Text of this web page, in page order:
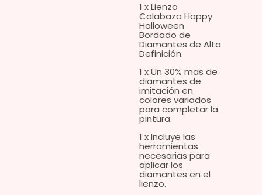
1 x Lienzo
Calabaza Happy
Halloween
Bordado de
Diamantes de Alta
Definición.
1 x Un 30% mas de
diamantes de
imitación en
colores variados
para completar la
pintura.
1 x Incluye las
herramientas
necesarias para
aplicar los
diamantes en el
lienzo.